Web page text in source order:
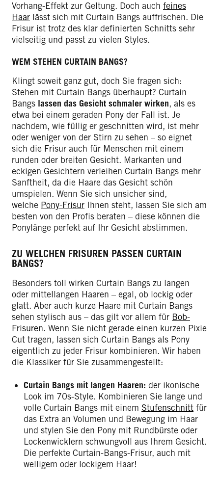
Vorhang-Effekt zur Geltung. Doch auch feines
Haar lässt sich mit Curtain Bangs auffrischen. Die
Frisur ist trotz des klar definierten Schnitts sehr
vielseitig und passt zu vielen Styles.
WEM STEHEN CURTAIN BANGS?
Klingt soweit ganz gut, doch Sie fragen sich:
Stehen mit Curtain Bangs überhaupt? Curtain
Bangs lassen das Gesicht schmaler wirken, als es
etwa bei einem geraden Pony der Fall ist. Je
nachdem, wie füllig er geschnitten wird, ist mehr
oder weniger von der Stirn zu sehen – so eignet
sich die Frisur auch für Menschen mit einem
runden oder breiten Gesicht. Markanten und
eckigen Gesichtern verleihen Curtain Bangs mehr
Sanftheit, da die Haare das Gesicht schön
umspielen. Wenn Sie sich unsicher sind,
welche Pony-Frisur Ihnen steht, lassen Sie sich am
besten von den Profis beraten – diese können die
Ponylänge perfekt auf Ihr Gesicht abstimmen.
ZU WELCHEN FRISUREN PASSEN CURTAIN
BANGS?
Besonders toll wirken Curtain Bangs zu langen
oder mittellangen Haaren – egal, ob lockig oder
glatt. Aber auch kurze Haare mit Curtain Bangs
sehen stylisch aus – das gilt vor allem für Bob-
Frisuren. Wenn Sie nicht gerade einen kurzen Pixie
Cut tragen, lassen sich Curtain Bangs als Pony
eigentlich zu jeder Frisur kombinieren. Wir haben
die Klassiker für Sie zusammengestellt:
Curtain Bangs mit langen Haaren: der ikonische
Look im 70s-Style. Kombinieren Sie lange und
volle Curtain Bangs mit einem Stufenschnitt für
das Extra an Volumen und Bewegung im Haar
und stylen Sie den Pony mit Rundbürste oder
Lockenwicklern schwungvoll aus Ihrem Gesicht.
Die perfekte Curtain-Bangs-Frisur, auch mit
welligem oder lockigem Haar!